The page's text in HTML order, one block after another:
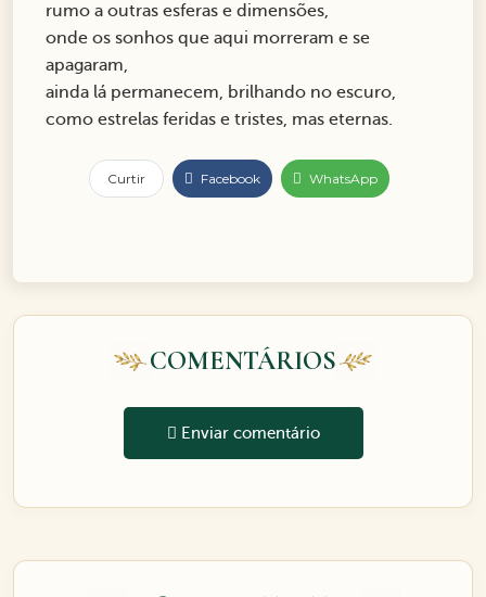
rumo a outras esferas e dimensões,
onde os sonhos que aqui morreram e se
apagaram,
ainda lá permanecem, brilhando no escuro,
como estrelas feridas e tristes, mas eternas.
Curtir Facebook WhatsApp
COMENTÁRIOS
Enviar comentário